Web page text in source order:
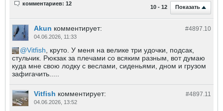
10 - 12 Показать
комментариев: 12
#4897.10
Akun комментирует:
04.06.2026, 11:33
Vitfish, круто. У меня на велике три удочки, подсак,
стульчик. Рюкзак за плечами со всяким разным, вот думаю
куда мне свою лодку с веслами, сиденьями, дном и грузом
зафигачить.....
#4897.11
Vitfish комментирует:
04.06.2026, 13:52